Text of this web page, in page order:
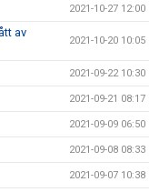
2021-10-27 12:00
av
2021-10-20 10:05
2021-09-22 10:30
2021-09-21 08:17
2021-09-09 06:50
2021-09-08 08:33
2021-09-07 10:38